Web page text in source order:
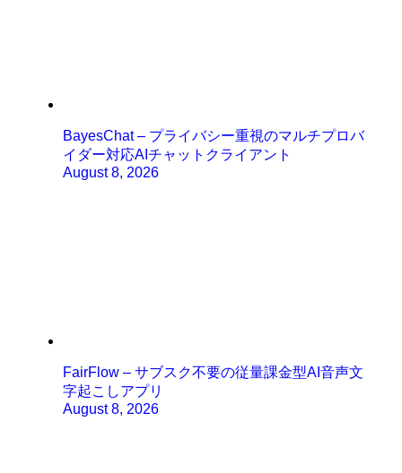
BayesChat – プライバシー重視のマルチプロバ
イダー対応AIチャットクライアント
August 8, 2026
FairFlow – サブスク不要の従量課金型AI音声文
字起こしアプリ
August 8, 2026